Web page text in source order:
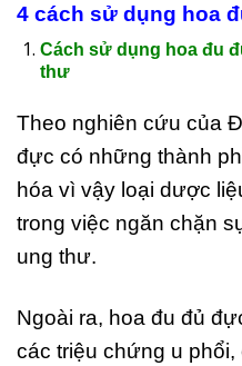
4 cách sử dụng hoa
Cách sử dụng hoa đu
thư
Theo nghiên cứu của
đực có những thành
hóa vì vậy loại dược
trong việc ngăn chặn
ung thư.
Ngoài ra, hoa đu đủ
các triệu chứng u